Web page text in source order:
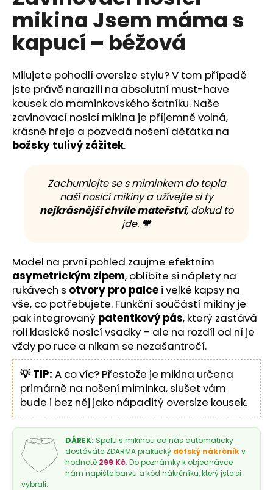
5
hvězdiček.
mikina Jsem máma s
kapucí – béžová
Milujete pohodlí oversize stylu? V tom případě
jste právě narazili na absolutní must-have
kousek do maminkovského šatníku. Naše
zavinovací nosicí mikina je příjemně volná,
krásně hřeje a pozvedá nošení děťátka na
božsky tulivý zážitek.
Zachumlejte se s miminkem do tepla
naší nosicí mikiny a užívejte si ty
nejkrásnější chvíle mateřství, dokud to
jde. 🧡
Model na první pohled zaujme efektním
asymetrickým zipem, oblíbíte si náplety na
rukávech s otvory pro palce i velké kapsy na
vše, co potřebujete. Funkční součástí mikiny je
pak integrovaný patentkový pás, který zastává
roli klasické nosicí vsadky – ale na rozdíl od ní je
vždy po ruce a nikam se nezašantročí.
💡 TIP: A co víc? Přestože je mikina určena
primárně na nošení miminka, slušet vám
bude i bez něj jako nápaditý oversize kousek.
DÁREK: Spolu s mikinou od nás automaticky
dostáváte ZDARMA praktický dětský nákrčníkv
hodnotě 299 Kč. Do poznámky k objednávce
nám napište barvu a kód nákrčníku, který jste si
vybrali.
u
j
e
m
e